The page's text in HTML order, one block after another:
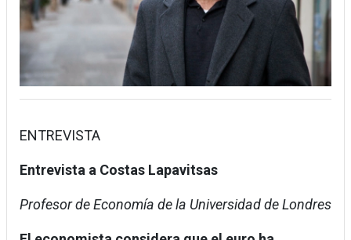
ENTREVISTA
Entrevista a Costas Lapavitsas
Profesor de Economía de la Universidad de Londres